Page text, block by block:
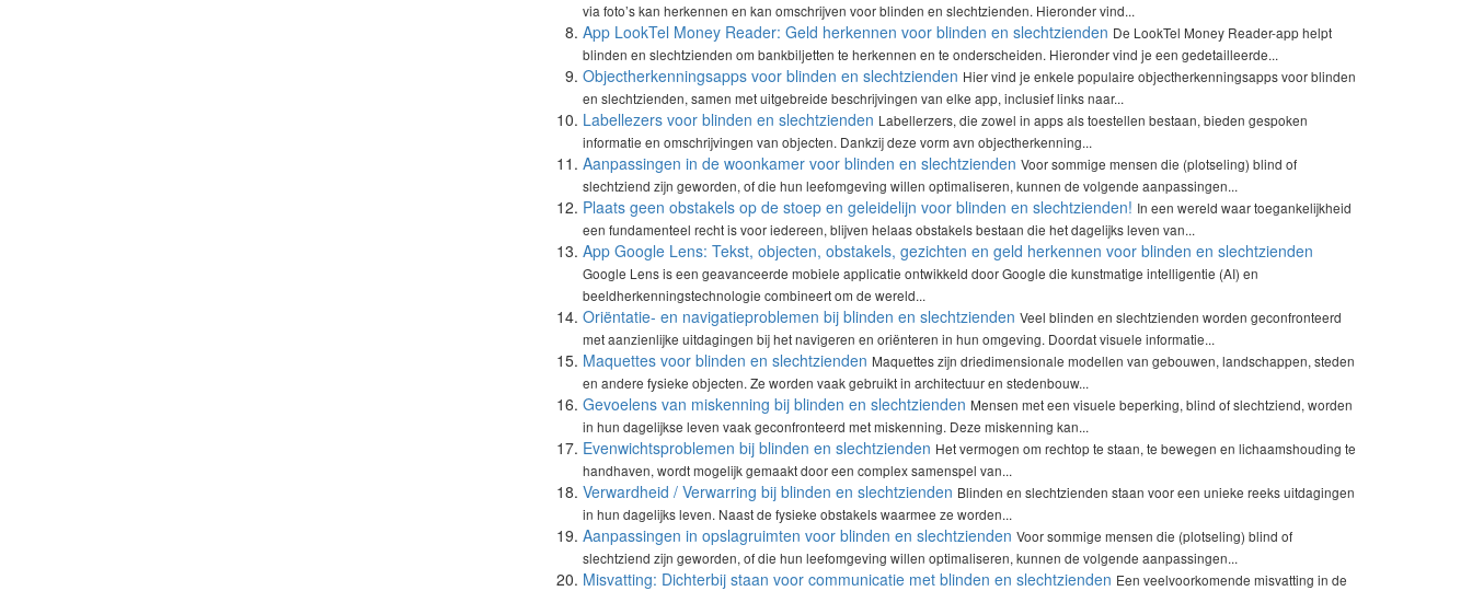
via foto’s kan herkennen en kan omschrijven voor blinden en slechtzienden. Hieronder vind...
App LookTel Money Reader: Geld herkennen voor blinden en slechtzienden De LookTel Money Reader-app helpt
blinden en slechtzienden om bankbiljetten te herkennen en te onderscheiden. Hieronder vind je een gedetailleerde...
Objectherkenningsapps voor blinden en slechtzienden Hier vind je enkele populaire objectherkenningsapps voor blinden
en slechtzienden, samen met uitgebreide beschrijvingen van elke app, inclusief links naar...
Labellezers voor blinden en slechtzienden Labellerzers, die zowel in apps als toestellen bestaan, bieden gespoken
informatie en omschrijvingen van objecten. Dankzij deze vorm avn objectherkenning...
Aanpassingen in de woonkamer voor blinden en slechtzienden Voor sommige mensen die (plotseling) blind of
slechtziend zijn geworden, of die hun leefomgeving willen optimaliseren, kunnen de volgende aanpassingen...
Plaats geen obstakels op de stoep en geleidelijn voor blinden en slechtzienden! In een wereld waar toegankelijkheid
een fundamenteel recht is voor iedereen, blijven helaas obstakels bestaan die het dagelijks leven van...
App Google Lens: Tekst, objecten, obstakels, gezichten en geld herkennen voor blinden en slechtzienden
Google Lens is een geavanceerde mobiele applicatie ontwikkeld door Google die kunstmatige intelligentie (AI) en
beeldherkenningstechnologie combineert om de wereld...
Oriëntatie- en navigatieproblemen bij blinden en slechtzienden Veel blinden en slechtzienden worden geconfronteerd
met aanzienlijke uitdagingen bij het navigeren en oriënteren in hun omgeving. Doordat visuele informatie...
Maquettes voor blinden en slechtzienden Maquettes zijn driedimensionale modellen van gebouwen, landschappen, steden
en andere fysieke objecten. Ze worden vaak gebruikt in architectuur en stedenbouw...
Gevoelens van miskenning bij blinden en slechtzienden Mensen met een visuele beperking, blind of slechtziend, worden
in hun dagelijkse leven vaak geconfronteerd met miskenning. Deze miskenning kan...
Evenwichtsproblemen bij blinden en slechtzienden Het vermogen om rechtop te staan, te bewegen en lichaamshouding te
handhaven, wordt mogelijk gemaakt door een complex samenspel van...
Verwardheid / Verwarring bij blinden en slechtzienden Blinden en slechtzienden staan voor een unieke reeks uitdagingen
in hun dagelijks leven. Naast de fysieke obstakels waarmee ze worden...
Aanpassingen in opslagruimten voor blinden en slechtzienden Voor sommige mensen die (plotseling) blind of
slechtziend zijn geworden, of die hun leefomgeving willen optimaliseren, kunnen de volgende aanpassingen...
Misvatting: Dichterbij staan voor communicatie met blinden en slechtzienden Een veelvoorkomende misvatting in de